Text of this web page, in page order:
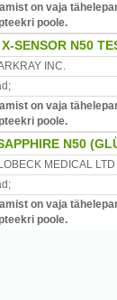
on vaja
poole.
SENSOR N50
INC.
;
on vaja
poole.
N50
LOBECK MEDICAL LTD
;
on vaja
poole.